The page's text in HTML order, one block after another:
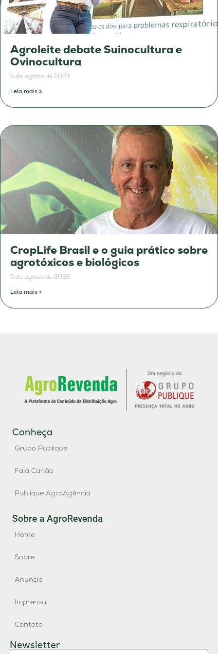
Agroleite debate Suinocultura e
Ovinocultura
5 de agosto de 2026
Leia mais »
CropLife Brasil e o guia prático sobre
agrotóxicos e biológicos
5 de agosto de 2026
Leia mais »
Conheça
Grupo Publique
Fala Carlão
Publique AgroAgência
Sobre a AgroRevenda
Home
Sobre
Anuncie
Imprensa
Contato
Newsletter